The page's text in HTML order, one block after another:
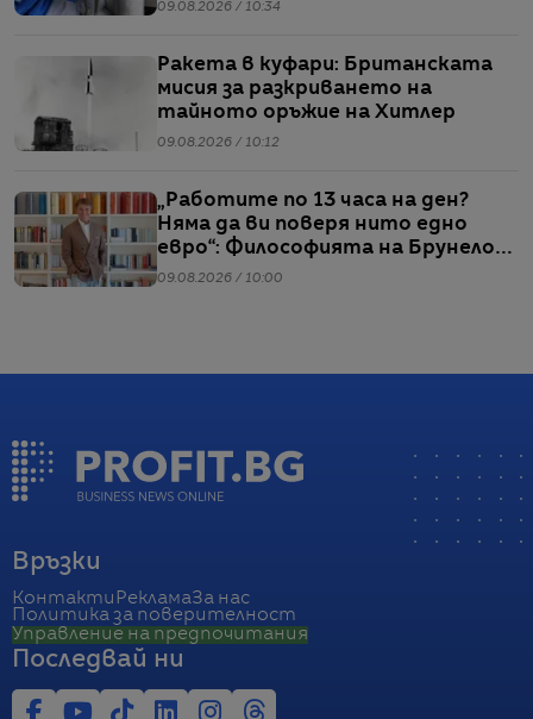
09.08.2026 / 10:34
Ракета в куфари: Британската
мисия за разкриването на
тайното оръжие на Хитлер
09.08.2026 / 10:12
„Работите по 13 часа на ден?
Няма да ви поверя нито едно
евро“: Философията на Брунело
Кучинели за бизнеса и живота
09.08.2026 / 10:00
Връзки
Контакти РекламаЗа нас
Политика за поверителност
Управление на предпочитания
Последвай ни